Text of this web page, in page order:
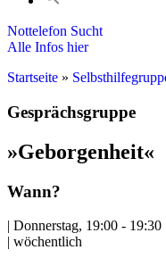
Nottelefon Sucht
Alle Infos hier
Startseite »
Gesprächsgruppe
»Geborgenheit«
Wann?
| Donnerstag, 19:00 - 19:30
| wöchentlich